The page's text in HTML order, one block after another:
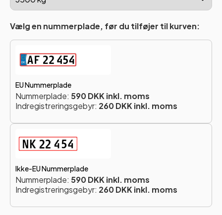
Vælg en nummerplade, før du tilføjer til kurven:
EU Nummerplade
Nummerplade: 590 DKK inkl. moms
Indregistreringsgebyr: 260 DKK inkl. moms
Ikke-EU Nummerplade
Nummerplade: 590 DKK inkl. moms
Indregistreringsgebyr: 260 DKK inkl. moms